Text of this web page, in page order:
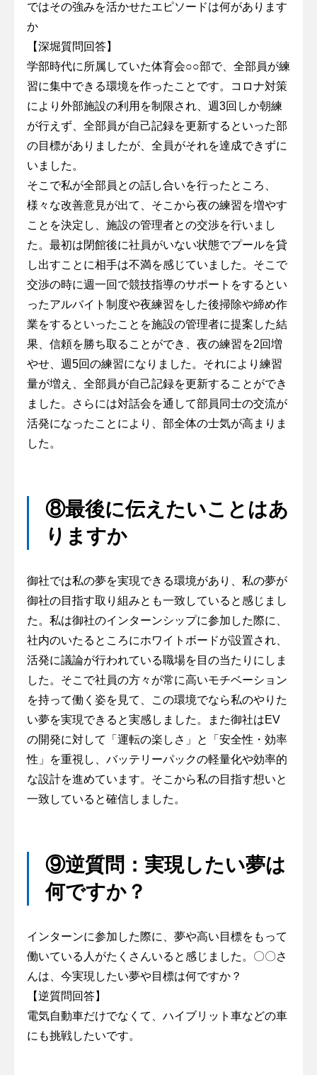
ではその強みを活かせたエピソードは何があります
か
【深堀質問回答】
学部時代に所属していた体育会○○部で、全部員が練
習に集中できる環境を作ったことです。コロナ対策
により外部施設の利用を制限され、週3回しか朝練
が行えず、全部員が自己記録を更新するといった部
の目標がありましたが、全員がそれを達成できずに
いました。
そこで私が全部員との話し合いを行ったところ、
様々な改善意見が出て、そこから夜の練習を増やす
ことを決定し、施設の管理者との交渉を行いまし
た。最初は閉館後に社員がいない状態でプールを貸
し出すことに相手は不満を感じていました。そこで
交渉の時に週一回で競技指導のサポートをするとい
ったアルバイト制度や夜練習をした後掃除や締め作
業をするといったことを施設の管理者に提案した結
果、信頼を勝ち取ることができ、夜の練習を2回増
やせ、週5回の練習になりました。それにより練習
量が増え、全部員が自己記録を更新することができ
ました。さらには対話会を通して部員同士の交流が
活発になったことにより、部全体の士気が高まりま
した。
⑧最後に伝えたいことはあ
りますか
御社では私の夢を実現できる環境があり、私の夢が
御社の目指す取り組みとも一致していると感じまし
た。私は御社のインターンシップに参加した際に、
社内のいたるところにホワイトボードが設置され、
活発に議論が行われている職場を目の当たりにしま
した。そこで社員の方々が常に高いモチベーション
を持って働く姿を見て、この環境でなら私のやりた
い夢を実現できると実感しました。また御社はEV
の開発に対して「運転の楽しさ」と「安全性・効率
性」を重視し、バッテリーパックの軽量化や効率的
な設計を進めています。そこから私の目指す想いと
一致していると確信しました。
⑨逆質問：実現したい夢は
何ですか？
インターンに参加した際に、夢や高い目標をもって
働いている人がたくさんいると感じました。〇〇さ
んは、今実現したい夢や目標は何ですか？
【逆質問回答】
電気自動車だけでなくて、ハイブリット車などの車
にも挑戦したいです。